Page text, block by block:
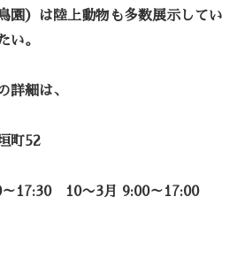
園）は陸上動物も多数展示してい
い。
詳細は、
町52
～17:30 10〜3月 9:00～17:00